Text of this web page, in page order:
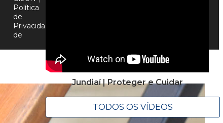
Jundiaí | Proteger e Cuidar
TODOS OS VÍDEOS
Política
de
Privacida
de